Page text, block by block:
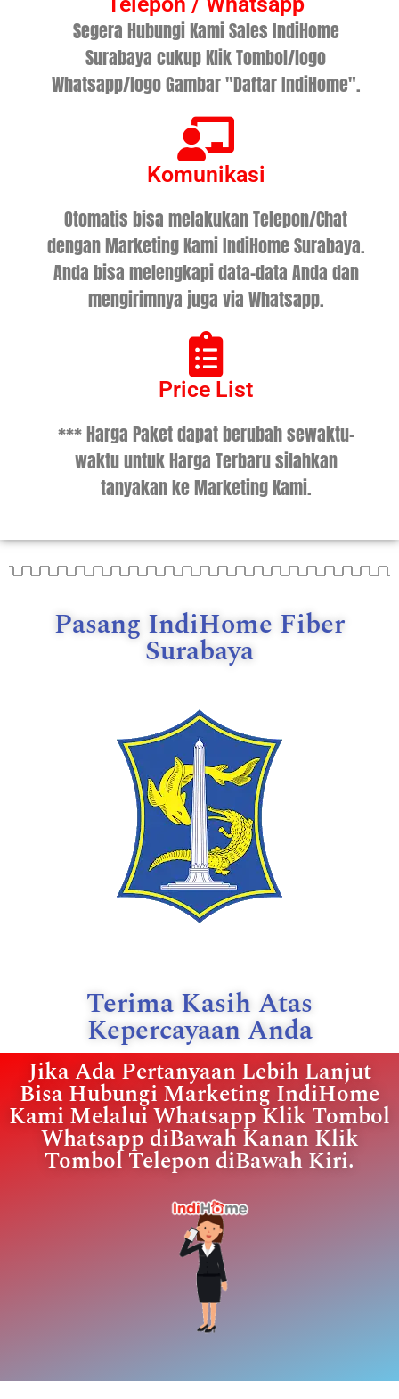
Segera Hubungi Kami Sales IndiHome
Surabaya cukup Klik Tombol/logo
Whatsapp/logo Gambar "Daftar IndiHome".
Komunikasi
Otomatis bisa melakukan Telepon/Chat
dengan Marketing Kami IndiHome Surabaya.
Anda bisa melengkapi data-data Anda dan
mengirimnya juga via Whatsapp.
Price List
*** Harga Paket dapat berubah sewaktu-
waktu untuk Harga Terbaru silahkan
tanyakan ke Marketing Kami.
Pasang IndiHome Fiber
Surabaya
Terima Kasih Atas
Kepercayaan Anda
Jika Ada Pertanyaan Lebih Lanjut
Bisa Hubungi Marketing IndiHome
Kami Melalui Whatsapp Klik Tombol
Whatsapp diBawah Kanan Klik
Tombol Telepon diBawah Kiri.